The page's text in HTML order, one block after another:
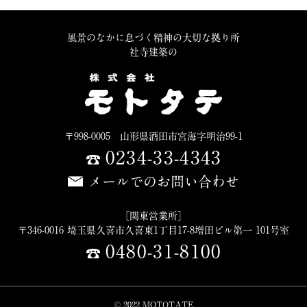
風景のなかに息づく精神の大切な拠り所
社寺建築の
〒998-0005 山形県酒田市宮海字明治99-1
0234-33-4343
メールでのお問い合わせ
［関東営業所］
〒346-0016 埼玉県久喜市久喜東1丁目17-8増田ビル第一 101号室
0480-31-8100
© 2022 MOTOTATE